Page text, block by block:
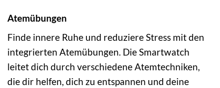
Atemübungen
Finde innere Ruhe und reduziere Stress mit den
integrierten Atemübungen. Die Smartwatch
leitet dich durch verschiedene Atemtechniken,
die dir helfen, dich zu entspannen und deine